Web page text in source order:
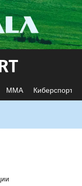
ММА Киберспорт